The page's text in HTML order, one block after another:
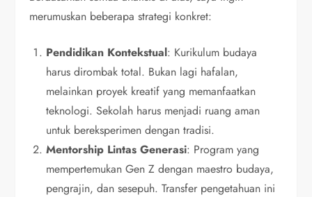
merumuskan beberapa strategi konkret:
Pendidikan Kontekstual: Kurikulum budaya
harus dirombak total. Bukan lagi hafalan,
melainkan proyek kreatif yang memanfaatkan
teknologi. Sekolah harus menjadi ruang aman
untuk bereksperimen dengan tradisi.
Mentorship Lintas Generasi: Program yang
mempertemukan Gen Z dengan maestro budaya,
pengrajin, dan sesepuh. Transfer pengetahuan ini